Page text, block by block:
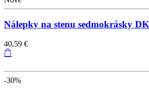
Nálepky na stenu sedmokrásky
40,59 €
-30%